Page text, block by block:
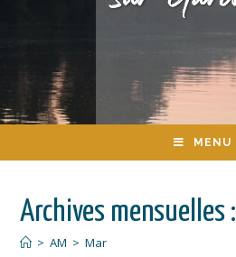
MENU
Archives mensuelles
> AM > Mar